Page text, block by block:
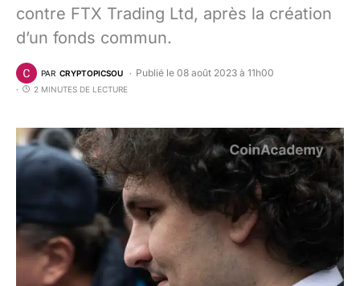
contre FTX Trading Ltd, après la création
d’un fonds commun.
PAR CRYPTOPICSOU Publié le 08 août 2023 à 11h00
2 MINUTES DE LECTURE